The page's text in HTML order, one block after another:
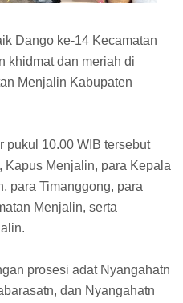
Dango ke-14 Kecamatan
khidmat dan meriah di
Menjalin Kabupaten
pukul 10.00 WIB tersebut
Menjalin, para Kepala
para Timanggong, para
Menjalin, serta
prosesi adat Nyangahatn
dan Nyangahatn